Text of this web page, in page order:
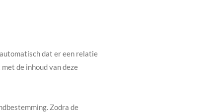
dat er een relatie
de inhoud van deze
Zodra de